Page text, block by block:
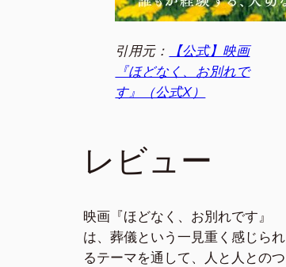
引用元：
【公式】映画
『ほどなく、お別れで
す』（公式X）
レビュー
映画『ほどなく、お別れです』
は、葬儀という一見重く感じられ
るテーマを通して、人と人とのつ